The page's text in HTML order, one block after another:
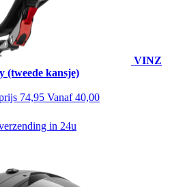
VINZ
(tweede kansje)
74,95 Vanaf 40,00
in 24u